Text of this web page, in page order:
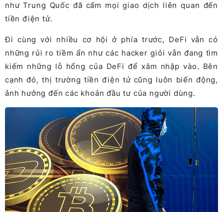
như Trung Quốc đã cấm mọi giao dịch liên quan đến
tiền điện tử.
Đi cùng với nhiều cơ hội ở phía trước, DeFi vẫn có
những rủi ro tiềm ẩn như các hacker giỏi vẫn đang tìm
kiếm những lỗ hổng của DeFi để xâm nhập vào. Bên
cạnh đó, thị trường tiền điện tử cũng luôn biến động,
ảnh hưởng đến các khoản đầu tư của người dùng.